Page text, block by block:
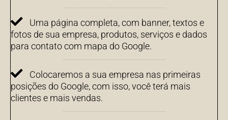
Uma página completa, com banner, textos e
fotos de sua empresa, produtos, serviços e dados
para contato com mapa do Google.
Colocaremos a sua empresa nas primeiras
posições do Google, com isso, você terá mais
clientes e mais vendas.